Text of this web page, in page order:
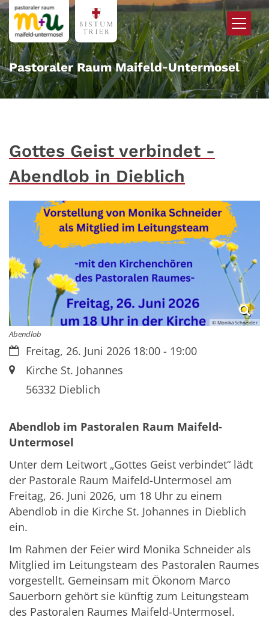
Zum Inhalt springen
Pastoraler Raum Maifeld‑Untermosel
Gottes Geist verbindet -
Abendlob in Dieblich
© Monika Schneider
Abendlob
Datum:Freitag, 26. Juni 2026 18:00 - 19:00
Ort:Kirche St. Johannes
56332 Dieblich
Abendlob im Pastoralen Raum Maifeld-
Untermosel
Unter dem Leitwort „Gottes Geist verbindet“ lädt
der Pastorale Raum Maifeld-Untermosel am
Freitag, 26. Juni 2026, um 18 Uhr zu einem
Abendlob in die Kirche St. Johannes in Dieblich
ein.
Im Rahmen der Feier wird Monika Schneider als
Mitglied im Leitungsteam des Pastoralen Raumes
vorgestellt. Gemeinsam mit Ökonom Marco
Sauerborn gehört sie künftig zum Leitungsteam
des Pastoralen Raumes Maifeld-Untermosel.